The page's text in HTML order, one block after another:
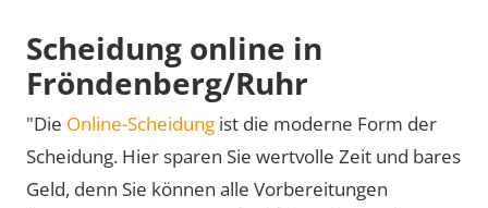
Scheidung online in
Fröndenberg/Ruhr
"Die Online-Scheidung ist die moderne Form der
Scheidung. Hier sparen Sie wertvolle Zeit und bares
Geld, denn Sie können alle Vorbereitungen